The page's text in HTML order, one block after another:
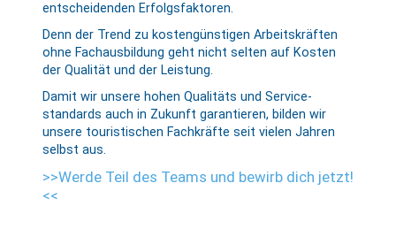
entscheidenden Erfolgsfaktoren.
Denn der Trend zu kosten­günstigen Arbeits­kräften
ohne Fach­ausbildung geht nicht selten auf Kosten
der Qualität und der Leistung.
Damit wir unsere hohen Qualitäts und Service­
standards auch in Zukunft garantieren, bilden wir
unsere touristischen Fach­kräfte seit vielen Jahren
selbst aus.
>>Werde Teil des Teams und bewirb dich jetzt!
<<